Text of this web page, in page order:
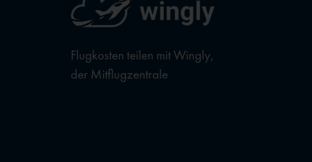
Flugkosten teilen mit Wingly,
der Mitflugzentrale